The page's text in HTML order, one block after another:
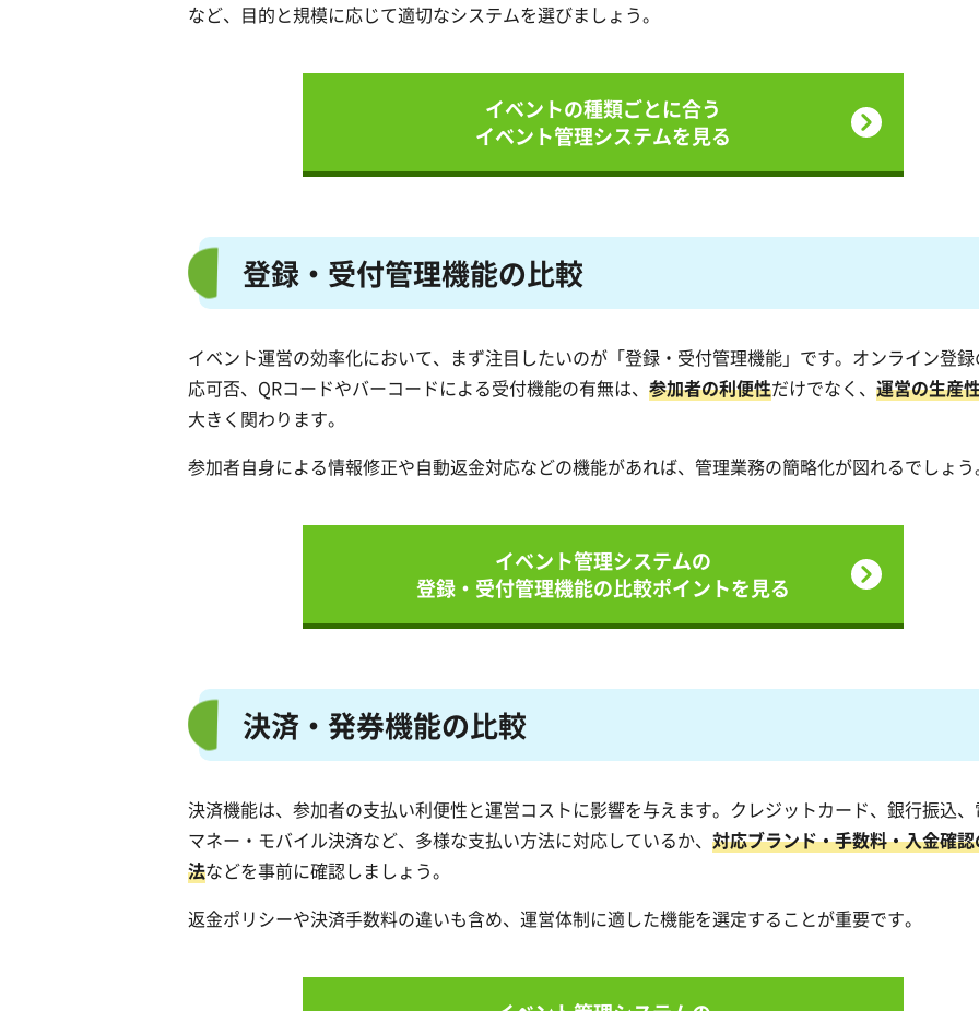
など、目的と規模に応じて適切なシステムを選びましょう。
イベントの種類ごとに合う
イベント管理システムを見る
登録・受付管理機能の比較
イベント運営の効率化において、まず注目したいのが「登録・受付管理機能」です。オンライン登
応可否、QRコードやバーコードによる受付機能の有無は、 参加者の利便性だけでなく、 運営の生産
大きく関わります。
参加者自身による情報修正や自動返金対応などの機能があれば、管理業務の簡略化が図れるでしょう
イベント管理システムの
登録・受付管理機能の比較ポイントを見る
決済・発券機能の比較
決済機能は、参加者の支払い利便性と運営コストに影響を与えます。クレジットカード、銀行振込
マネー・モバイル決済など、多様な支払い方法に対応しているか、 対応ブランド・手数料・入金確
法などを事前に確認しましょう。
返金ポリシーや決済手数料の違いも含め、運営体制に適した機能を選定することが重要です。